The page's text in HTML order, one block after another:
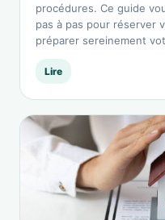
procédures. Ce guide
pas à pas pour réserver
préparer sereinement
Lire